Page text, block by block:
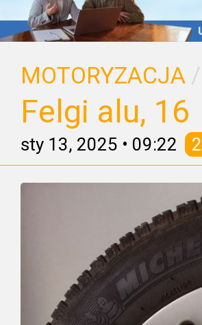
MOTORYZACJA /
Felgi alu, 16
sty 13, 2025 • 09:22